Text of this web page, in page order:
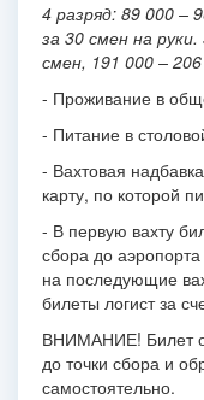
4 разряд: 89 000 –
за 30 смен на руки.
смен, 191 000 –
- Проживание в
- Питание в
- Вахтовая
карту, по которой
- В первую вахту
сбора до
на последующие
билеты логист за
ВНИМАНИЕ! Билет
до точки сбора и
самостоятельно.